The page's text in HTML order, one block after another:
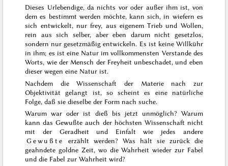
Dieses Urlebendige, da nichts vor oder außer ihm ist, von
dem es bestimmt werden möchte, kann sich, in wiefern es
sich entwickelt, nur frey, aus eigenem Trieb und Wollen,
rein aus sich selber, aber eben darum nicht gesetzlos,
sondern nur gesetzmäßig entwickeln. Es ist keine Willkühr
in ihm; es ist eine Natur im vollkommensten Verstande des
Worts, wie der Mensch der Freyheit unbeschadet, und eben
dieser wegen eine Natur ist.
Nachdem die Wissenschaft der Materie nach zur
Objektivität gelangt ist, so scheint es eine natürliche
Folge, daß sie dieselbe der Form nach suche.
Warum war oder ist dieß bis jetzt unmöglich? Warum
kann das Gewußte auch der höchsten Wissenschaft nicht
mit der Geradheit und Einfalt wie jedes andere
Gewußte
erzählt werden? Was hält sie zurück die
geahndete goldne Zeit, wo die Wahrheit wieder zur Fabel
und die Fabel zur Wahrheit wird?